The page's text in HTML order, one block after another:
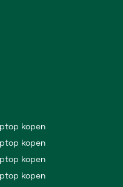
kopen
kopen
kopen
kopen